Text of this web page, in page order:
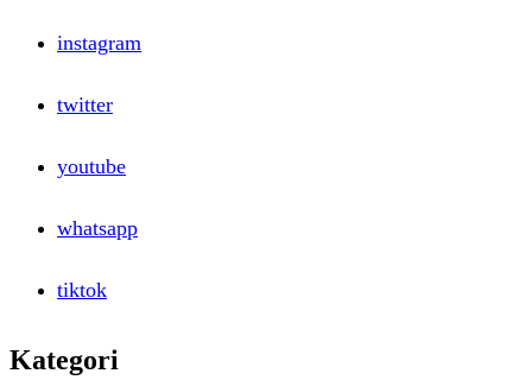
instagram
twitter
youtube
whatsapp
tiktok
Kategori